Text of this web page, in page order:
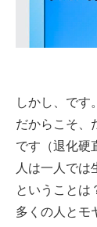
しかし、です。
だからこそ、
です（退化硬
人は一人では
ということは
多くの人とモ